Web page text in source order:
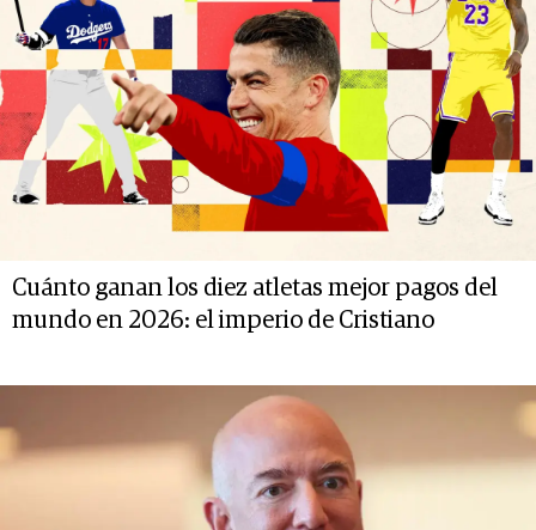
Cuánto ganan los diez atletas mejor pagos del
mundo en 2026: el imperio de Cristiano